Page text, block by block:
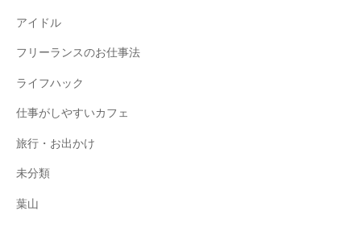
アイドル
フリーランスのお仕事法
ライフハック
仕事がしやすいカフェ
旅行・お出かけ
未分類
葉山